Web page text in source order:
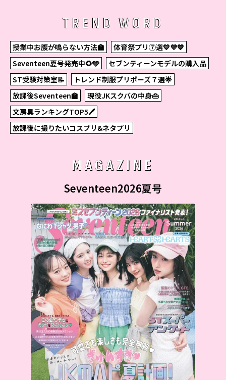
TREND WORD
授業中お腹が鳴らない方法🏫
体育祭プリ⑦選💛💜💙
Seventeen夏号発売中🌻🩵
セブンティーンモデルの購入品
ST受験対策室📝
トレンド制服プリポーズ７選🌟
放課後Seventeen🏫
現役JKスクバの中身👜
文房具ランキングTOP5🖊
放課後に撮りたいコスプリ&ネタプリ
MAGAZINE
Seventeen2026夏号